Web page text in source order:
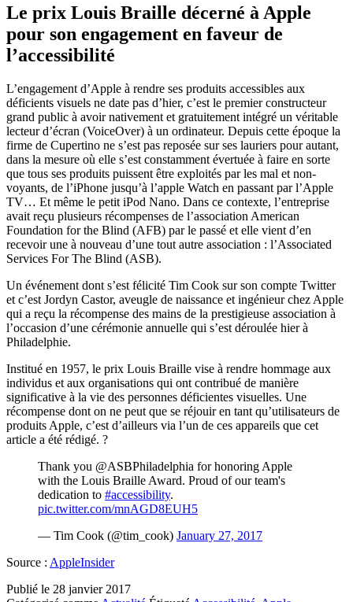
Le prix Louis Braille décerné à Apple
pour son engagement en faveur de
l’accessibilité
L’engagement d’Apple à rendre ses produits accessibles aux
déficients visuels ne date pas d’hier, c’est le premier constructeur
grand public à avoir nativement et gratuitement intégré un véritable
lecteur d’écran (VoiceOver) à un ordinateur. Depuis cette époque la
firme de Cupertino ne s’est pas reposée sur ses lauriers pour autant,
dans la mesure où elle s’est constamment évertuée à faire en sorte
que tous ses produits puissent être exploités par les mal et non-
voyants, de l’iPhone jusqu’à l’apple Watch en passant par l’Apple
TV… Et même le petit iPod Nano. Dans ce contexte, l’entreprise
avait reçu plusieurs récompenses de l’association American
Foundation for the Blind (AFB) par le passé et elle vient d’en
recevoir une à nouveau d’une tout autre association : l’Associated
Services For The Blind (ASB).
Un événement dont s’est félicité Tim Cook sur son compte Twitter
et c’est Jordyn Castor, aveugle de naissance et ingénieur chez Apple
qui a reçu la récompense des mains de la prestigieuse association à
l’occasion d’une cérémonie annuelle qui s’est déroulée hier à
Philadelphie.
Institué en 1957, le prix Louis Braille vise à rendre hommage aux
individus et aux organisations qui ont contribué de manière
significative à la vie des personnes déficientes visuelles. Une
récompense dont on ne peut que se réjouir en tant qu’utilisateurs de
produits Apple, c’est d’ailleurs via l’un de ces appareils que cet
article a été rédigé. ?
Thank you @ASBPhiladelphia for honoring Apple
with the Louis Braille Award. Proud of our team's
dedication to #accessibility.
pic.twitter.com/mnAGD8EUH5
— Tim Cook (@tim_cook) January 27, 2017
Source : AppleInsider
Publié le 28 janvier 2017